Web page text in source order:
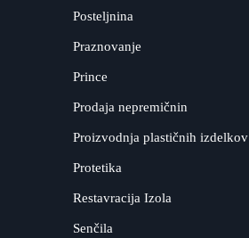
Posteljnina
Praznovanje
Prince
Prodaja nepremičnin
Proizvodnja plastičnih izdelkov
Protetika
Restavracija Izola
Senčila